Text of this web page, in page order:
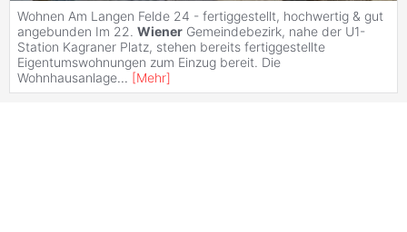
Wohnen Am Langen Felde 24 - fertiggestellt, hochwertig & gut
angebunden Im 22. Wiener Gemeindebezirk, nahe der U1-
Station Kagraner Platz, stehen bereits fertiggestellte
Eigentumswohnungen zum Einzug bereit. Die
Wohnhausanlage... [Mehr]